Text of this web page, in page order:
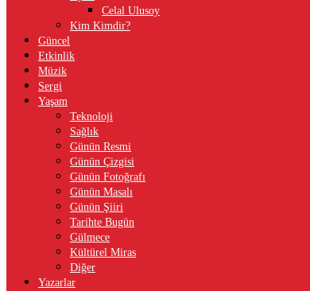
Celal Ulusoy
Kim Kimdir?
Güncel
Etkinlik
Müzik
Sergi
Yaşam
Teknoloji
Sağlık
Günün Resmi
Günün Çizgisi
Günün Fotoğrafı
Günün Masalı
Günün Şiiri
Tarihte Bugün
Gülmece
Kültürel Miras
Diğer
Yazarlar